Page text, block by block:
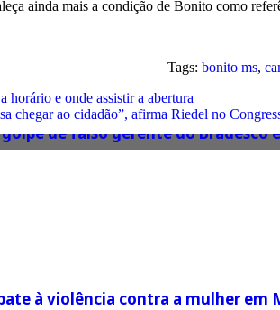
ainda mais a condição de Bonito como
Tags: bonito ms,
horário e onde assistir a abertura
chegar ao cidadão”, afirma Riedel no
de falso gerente do Bradesco
à violência contra a mulher em